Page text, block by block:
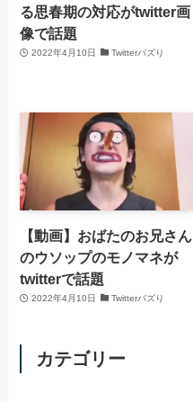
る思春期の対応がtwitter画
像で話題
2022年4月10日 Twitterバズり
【動画】おばたのお兄さん
のウソップのモノマネが
twitterで話題
2022年4月10日 Twitterバズり
カテゴリー